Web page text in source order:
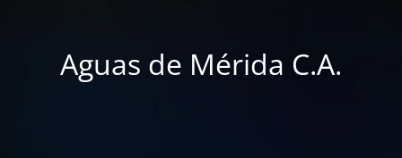
Aguas de Mérida C.A.